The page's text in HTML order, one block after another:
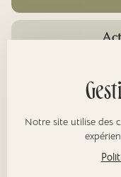
Notre site utilise des